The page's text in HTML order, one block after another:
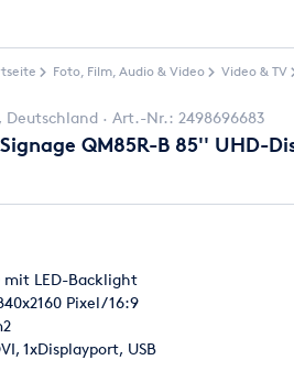
Foto, Film, Audio & Video Video & TV
, Deutschland Art.-Nr.: 2498696683
QM85R-B 85'' UHD-
LED-Backlight
Pixel/ 16:9
1xDisplayport, USB